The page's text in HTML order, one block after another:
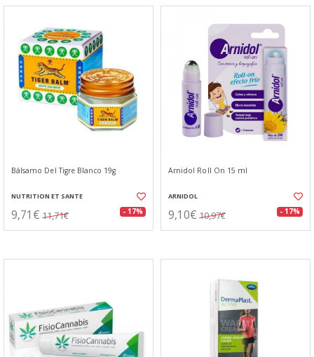
Bálsamo Del Tigre Blanco 19g
NUTRITION ET SANTE
9,71€ 11,71€ - 17%
Arnidol Roll On 15 ml
ARNIDOL
9,10€ 10,97€ - 17%